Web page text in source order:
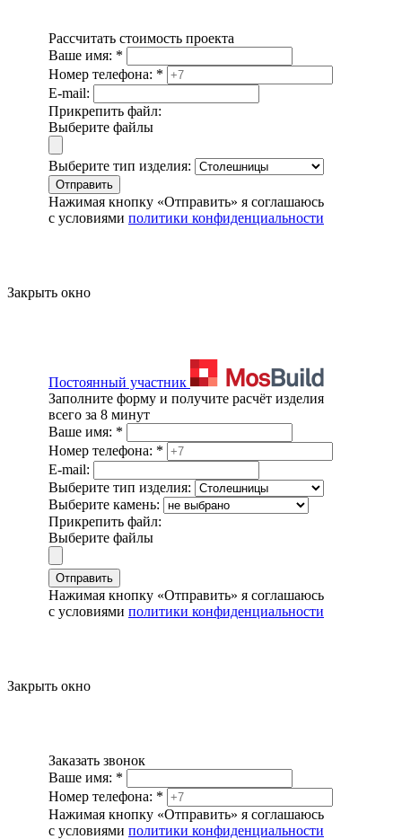
Рассчитать стоимость проекта
Ваше имя: *
Номер телефона: *
E-mail:
Прикрепить файл:
Выберите файлы
Выберите тип изделия:
Отправить
Нажимая кнопку «Отправить» я соглашаюсь
с условиями политики конфиденциальности
Закрыть окно
Постоянный участник
Заполните форму и получите расчёт изделия
всего за 8 минут
Ваше имя: *
Номер телефона: *
E-mail:
Выберите тип изделия:
Выберите камень:
Прикрепить файл:
Выберите файлы
Отправить
Нажимая кнопку «Отправить» я соглашаюсь
с условиями политики конфиденциальности
Закрыть окно
Заказать звонок
Ваше имя: *
Номер телефона: *
Нажимая кнопку «Отправить» я соглашаюсь
с условиями политики конфиденциальности